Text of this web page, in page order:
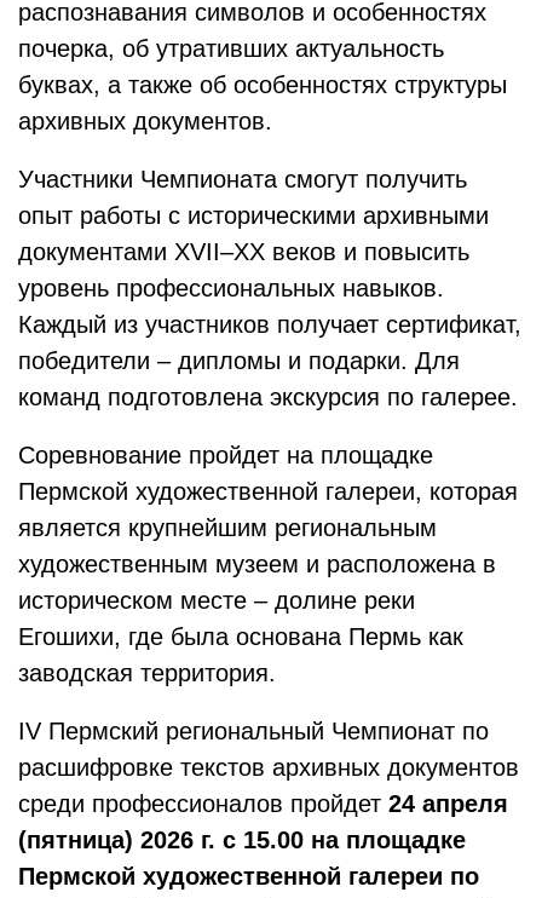
распознавания символов и особенностях
почерка, об утративших актуальность
буквах, а также об особенностях структуры
архивных документов.
Участники Чемпионата смогут получить
опыт работы с историческими архивными
документами XVII–XX веков и повысить
уровень профессиональных навыков.
Каждый из участников получает сертификат,
победители – дипломы и подарки. Для
команд подготовлена экскурсия по галерее.
Соревнование пройдет на площадке
Пермской художественной галереи, которая
является крупнейшим региональным
художественным музеем и расположена в
историческом месте – долине реки
Егошихи, где была основана Пермь как
заводская территория.
IV Пермский региональный Чемпионат по
расшифровке текстов архивных документов
среди профессионалов пройдет 24 апреля
(пятница) 2026 г. с 15.00 на площадке
Пермской художественной галереи по